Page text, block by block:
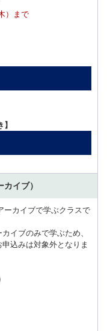
）まで
カイブ）
ーカイブで学ぶクラスで
イブのみで学ぶため、
込みは対象外となりま